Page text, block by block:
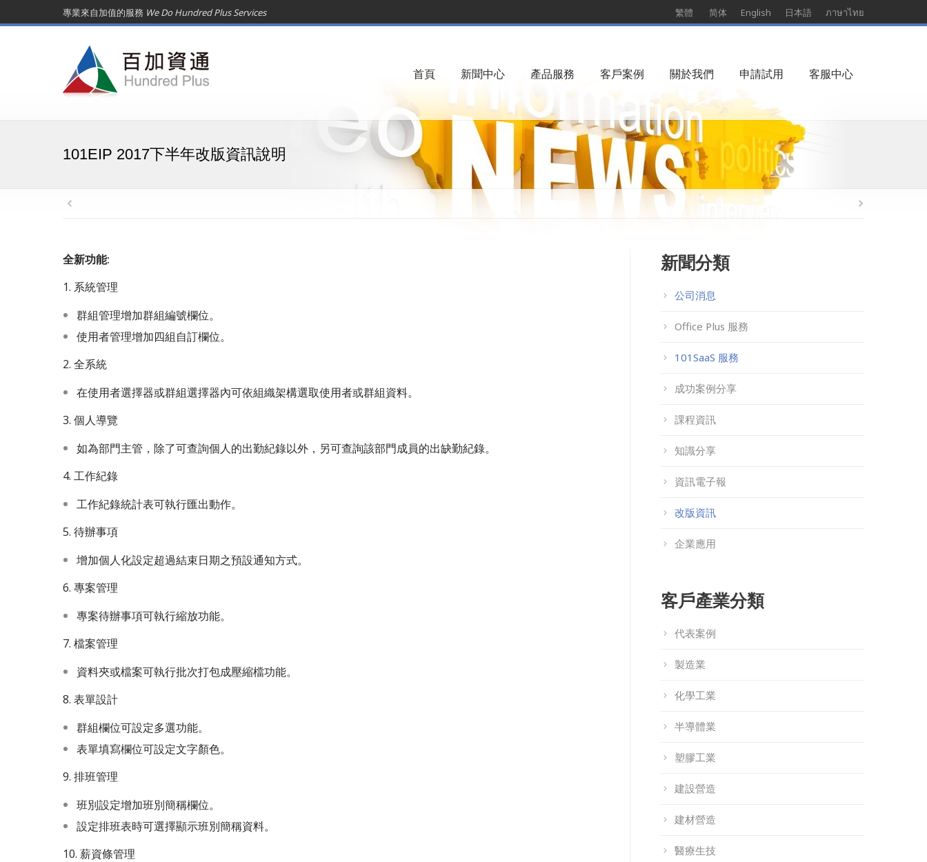
專業來自加值的服務 We Do Hundred Plus Services 繁體 简体 English 日本語 ภาษาไทย
首頁 新聞中心 產品服務 客戶案例 關於我們 申請試用 客服中心
101EIP 2017下半年改版資訊說明
全新功能:
1. 系統管理
群組管理增加群組編號欄位。
使用者管理增加四組自訂欄位。
2. 全系統
在使用者選擇器或群組選擇器內可依組織架構選取使用者或群組資料。
3. 個人導覽
如為部門主管，除了可查詢個人的出勤紀錄以外，另可查詢該部門成員的出缺勤紀錄。
4. 工作紀錄
工作紀錄統計表可執行匯出動作。
5. 待辦事項
增加個人化設定超過結束日期之預設通知方式。
6. 專案管理
專案待辦事項可執行縮放功能。
7. 檔案管理
資料夾或檔案可執行批次打包成壓縮檔功能。
8. 表單設計
群組欄位可設定多選功能。
表單填寫欄位可設定文字顏色。
9. 排班管理
班別設定增加班別簡稱欄位。
設定排班表時可選擇顯示班別簡稱資料。
10. 薪資條管理
新聞分類
公司消息
Office Plus 服務
101SaaS 服務
成功案例分享
課程資訊
知識分享
資訊電子報
改版資訊
企業應用
客戶產業分類
代表案例
製造業
化學工業
半導體業
塑膠工業
建設營造
建材營造
醫療生技